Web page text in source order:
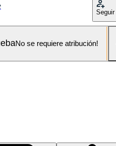
Seguir
No se requiere atribución!